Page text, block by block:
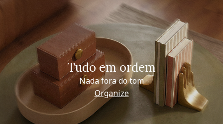
Tudo em ordem
Nada fora do tom
Organize